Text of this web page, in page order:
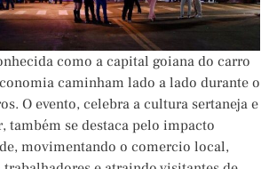
como a capital goiana do carro
caminham lado a lado durante o
O evento, celebra a cultura sertaneja e
também se destaca pelo impacto
movimentando o comercio local,